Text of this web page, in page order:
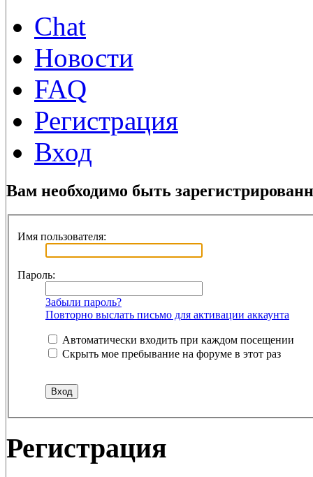
Chat
Новости
FAQ
Регистрация
Вход
Вам необходимо быть
Имя пользователя:
Пароль:
Забыли пароль?
Повторно выслать письмо для активации аккаунта
Автоматически входить при каждом посещении
Скрыть мое пребывание на форуме в этот раз
Регистрация